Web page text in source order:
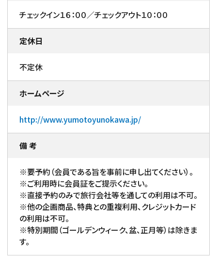
チェックイン１６：００／チェックアウト１０：００
定休日
不定休
ホームページ
http://www.yumotoyunokawa.jp/
備 考
※要予約（会員である旨を事前に申し出てください）。
※ご利用時に会員証をご提示ください。
※直接予約のみで旅行会社等を通しての利用は不可。
※他の企画商品、特典との重複利用、クレジットカード
の利用は不可。
※特別期間（ゴールデンウィーク、盆、正月等）は除きま
す。